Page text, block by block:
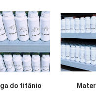
do titânio